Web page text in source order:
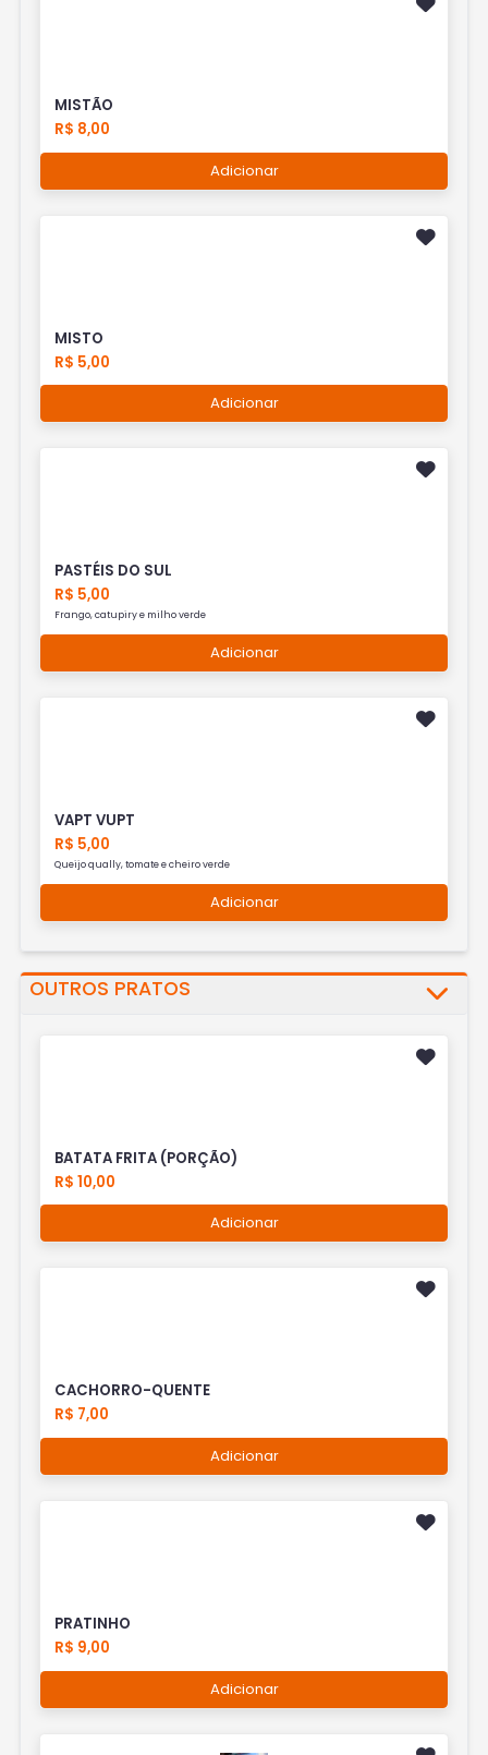
MISTÃO
R$ 8,00
Adicionar
MISTO
R$ 5,00
Adicionar
PASTÉIS DO SUL
R$ 5,00
Frango, catupiry e milho verde
Adicionar
VAPT VUPT
R$ 5,00
Queijo qually, tomate e cheiro verde
Adicionar
OUTROS PRATOS
BATATA FRITA (PORÇÃO)
R$ 10,00
Adicionar
CACHORRO-QUENTE
R$ 7,00
Adicionar
PRATINHO
R$ 9,00
Adicionar